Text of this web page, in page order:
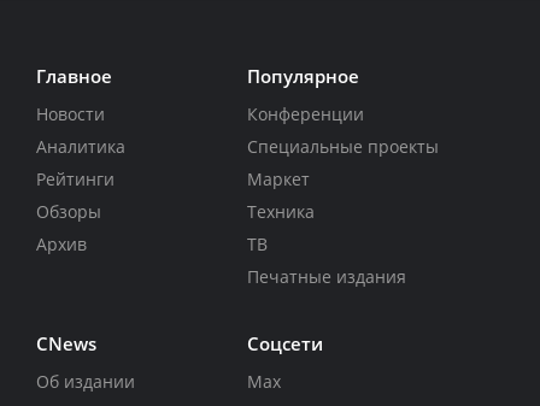
Главное
Новости
Аналитика
Рейтинги
Обзоры
Архив
Популярное
Конференции
Специальные проекты
Маркет
Техника
ТВ
Печатные издания
CNews
Об издании
Соцсети
Max